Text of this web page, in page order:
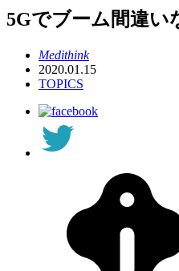
5Gでブーム間違い
Medithink
2020.01.15
TOPICS